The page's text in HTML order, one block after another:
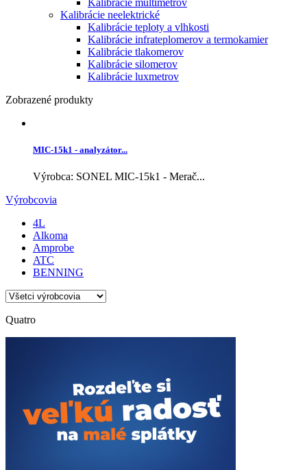
Kalibrácie neelektrické
Kalibrácie teploty a vlhkosti
Kalibrácie infrateplomerov a termokamier
Kalibrácie tlakomerov
Kalibrácie silomerov
Kalibrácie luxmetrov
Zobrazené produkty
MIC-15k1 - analyzátor...
Výrobca: SONEL MIC-15k1 - Merač...
Výrobcovia
4L
Alkoma
Amprobe
ATC
BENNING
Quatro